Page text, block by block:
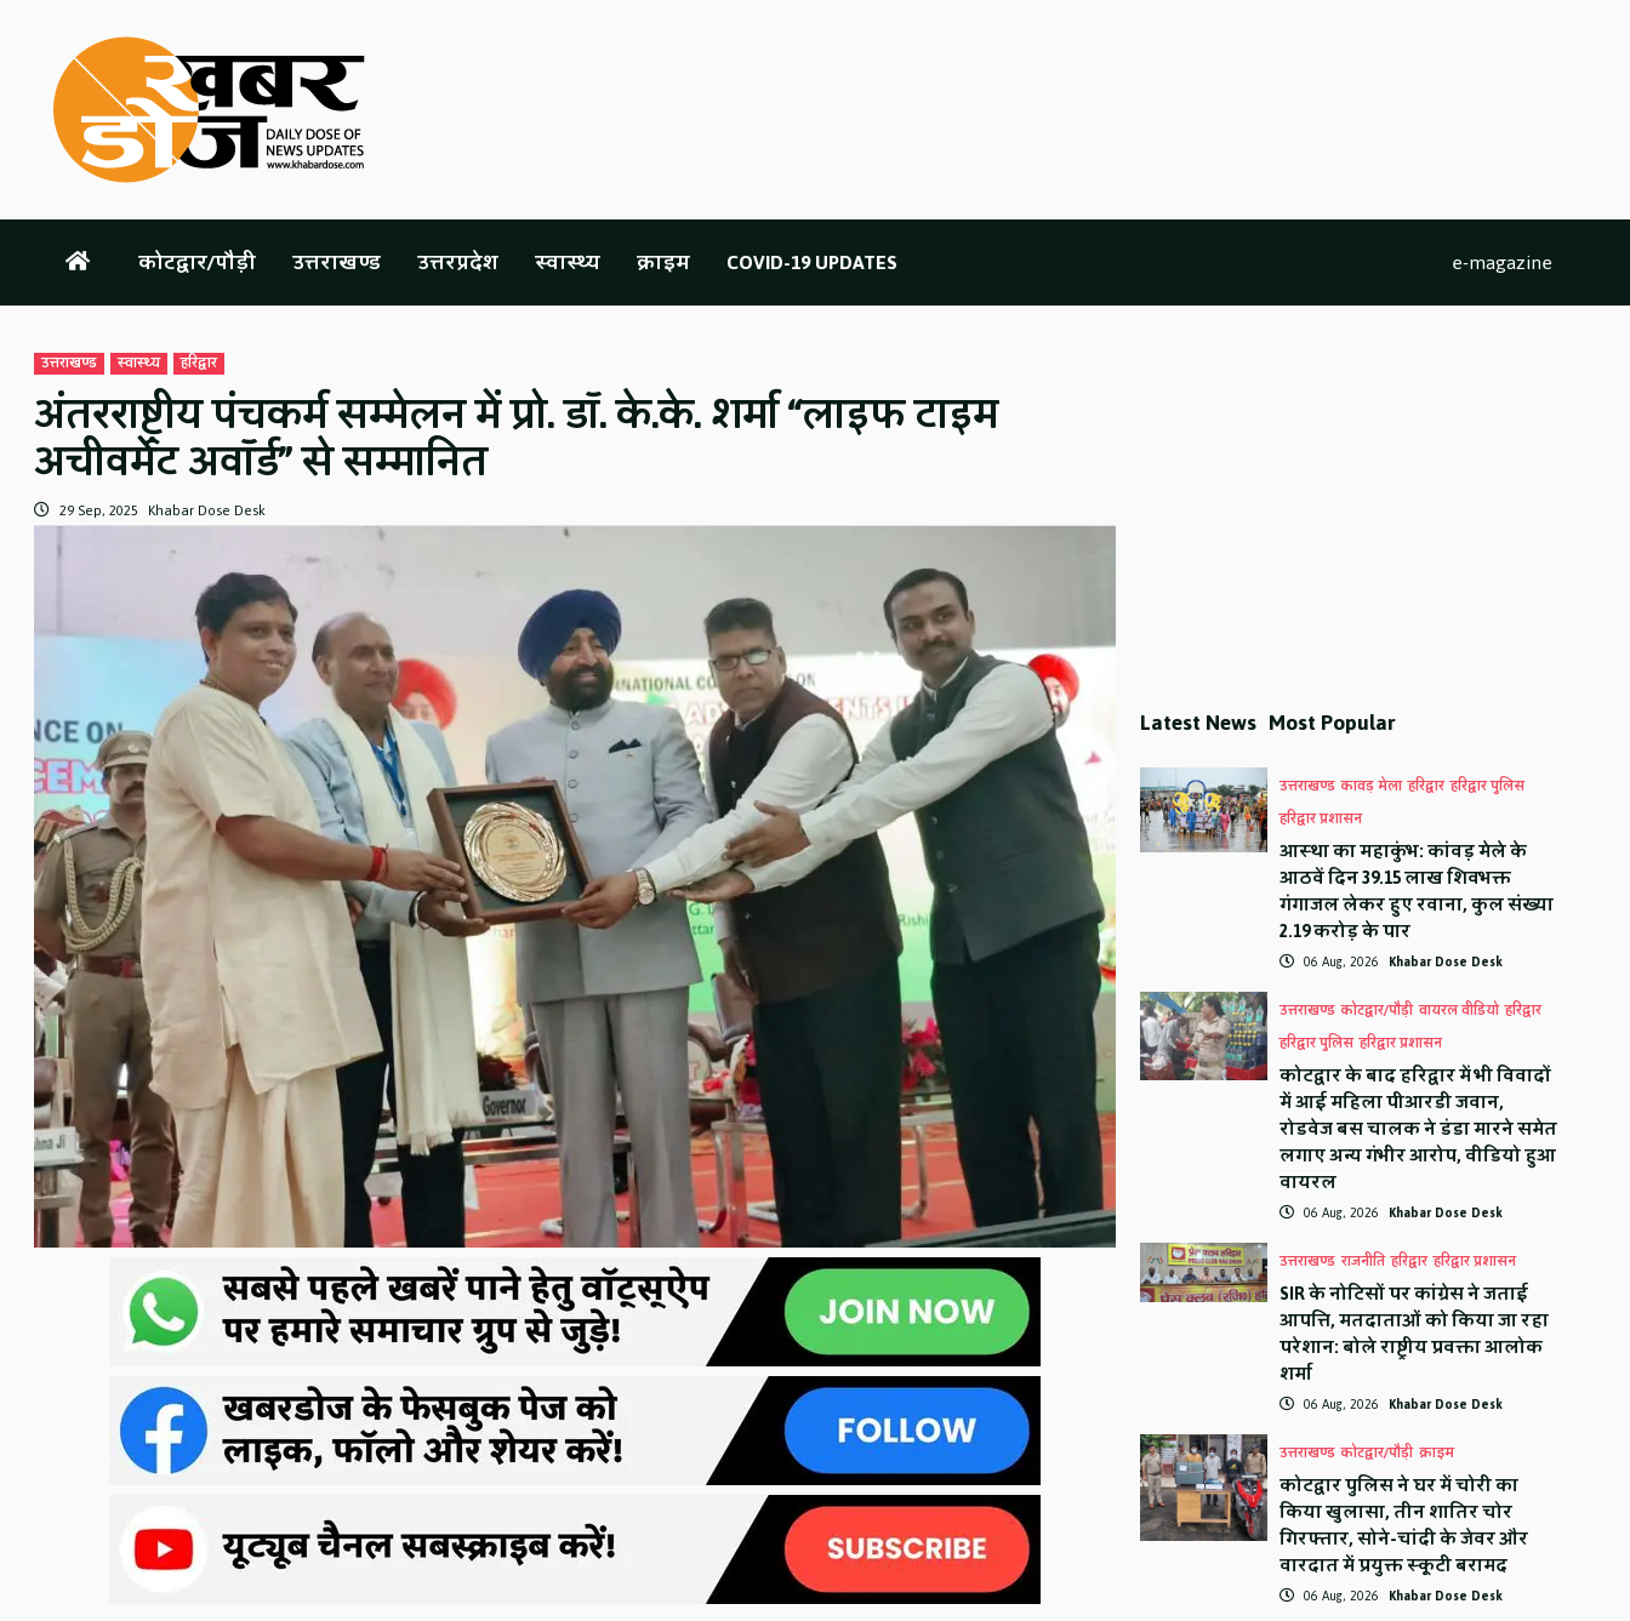
content
कोटद्वार/पौड़ी उत्तराखण्ड उत्तरप्रदेश स्वास्थ्य क्राइम COVID-19 UPDATES e-magazine
उत्तराखण्ड स्वास्थ्य हरिद्वार
अंतरराष्ट्रीय पंचकर्म सम्मेलन में प्रो. डॉ. के.के. शर्मा “लाइफ टाइम
अचीवमेंट अवॉर्ड” से सम्मानित
29 Sep, 2025 Khabar Dose Desk
Latest News Most Popular
उत्तराखण्ड कावड़ मेला हरिद्वार हरिद्वार पुलिस
हरिद्वार प्रशासन
आस्था का महाकुंभ: कांवड़ मेले के
आठवें दिन 39.15 लाख शिवभक्त
गंगाजल लेकर हुए रवाना, कुल संख्या
2.19 करोड़ के पार
06 Aug, 2026 Khabar Dose Desk
उत्तराखण्ड कोटद्वार/पौड़ी वायरल वीडियो हरिद्वार
हरिद्वार पुलिस हरिद्वार प्रशासन
कोटद्वार के बाद हरिद्वार में भी विवादों
में आई महिला पीआरडी जवान,
रोडवेज बस चालक ने डंडा मारने समेत
लगाए अन्य गंभीर आरोप, वीडियो हुआ
वायरल
06 Aug, 2026 Khabar Dose Desk
उत्तराखण्ड राजनीति हरिद्वार हरिद्वार प्रशासन
SIR के नोटिसों पर कांग्रेस ने जताई
आपत्ति, मतदाताओं को किया जा रहा
परेशान: बोले राष्ट्रीय प्रवक्ता आलोक
शर्मा
06 Aug, 2026 Khabar Dose Desk
उत्तराखण्ड कोटद्वार/पौड़ी क्राइम
कोटद्वार पुलिस ने घर में चोरी का
किया खुलासा, तीन शातिर चोर
गिरफ्तार, सोने-चांदी के जेवर और
वारदात में प्रयुक्त स्कूटी बरामद
06 Aug, 2026 Khabar Dose Desk